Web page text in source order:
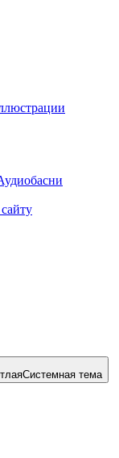
Системная тема